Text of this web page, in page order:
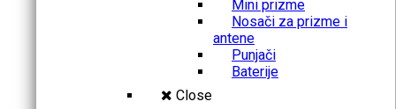
Mini prizme
Nosači za prizme i
antene
Punjači
Baterije
Close